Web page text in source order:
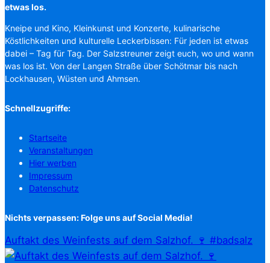
etwas los.
Kneipe und Kino, Kleinkunst und Konzerte, kulinarische
Köstlichkeiten und kulturelle Leckerbissen: Für jeden ist etwas
dabei – Tag für Tag. Der Salzstreuner zeigt euch, wo und wann
was los ist. Von der Langen Straße über Schötmar bis nach
Lockhausen, Wüsten und Ahmsen.
Schnellzugriffe:
Startseite
Veranstaltungen
Hier werben
Impressum
Datenschutz
Nichts verpassen: Folge uns auf Social Media!
Auftakt des Weinfests auf dem Salzhof. 🍷 #badsalz